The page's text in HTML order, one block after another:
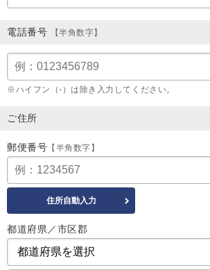
電話番号 【半角数字】
※ハイフン（-）は除き入力してください。
ご住所
郵便番号 【半角数字】
都道府県／市区郡